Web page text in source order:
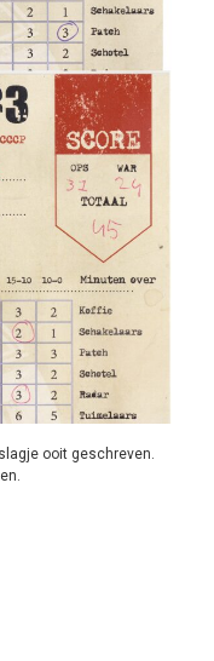
ooit geschreven.